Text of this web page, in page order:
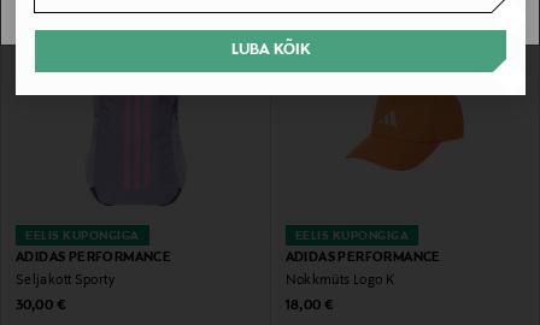
LUBA KÕIK
EELIS KUPONGIGA
ADIDAS PERFORMANCE
Seljakott Sporty
Original Price
30,00 €
EELIS KUPONGIGA
ADIDAS PERFORMANCE
Nokkmüts Logo K
Original Price
18,00 €